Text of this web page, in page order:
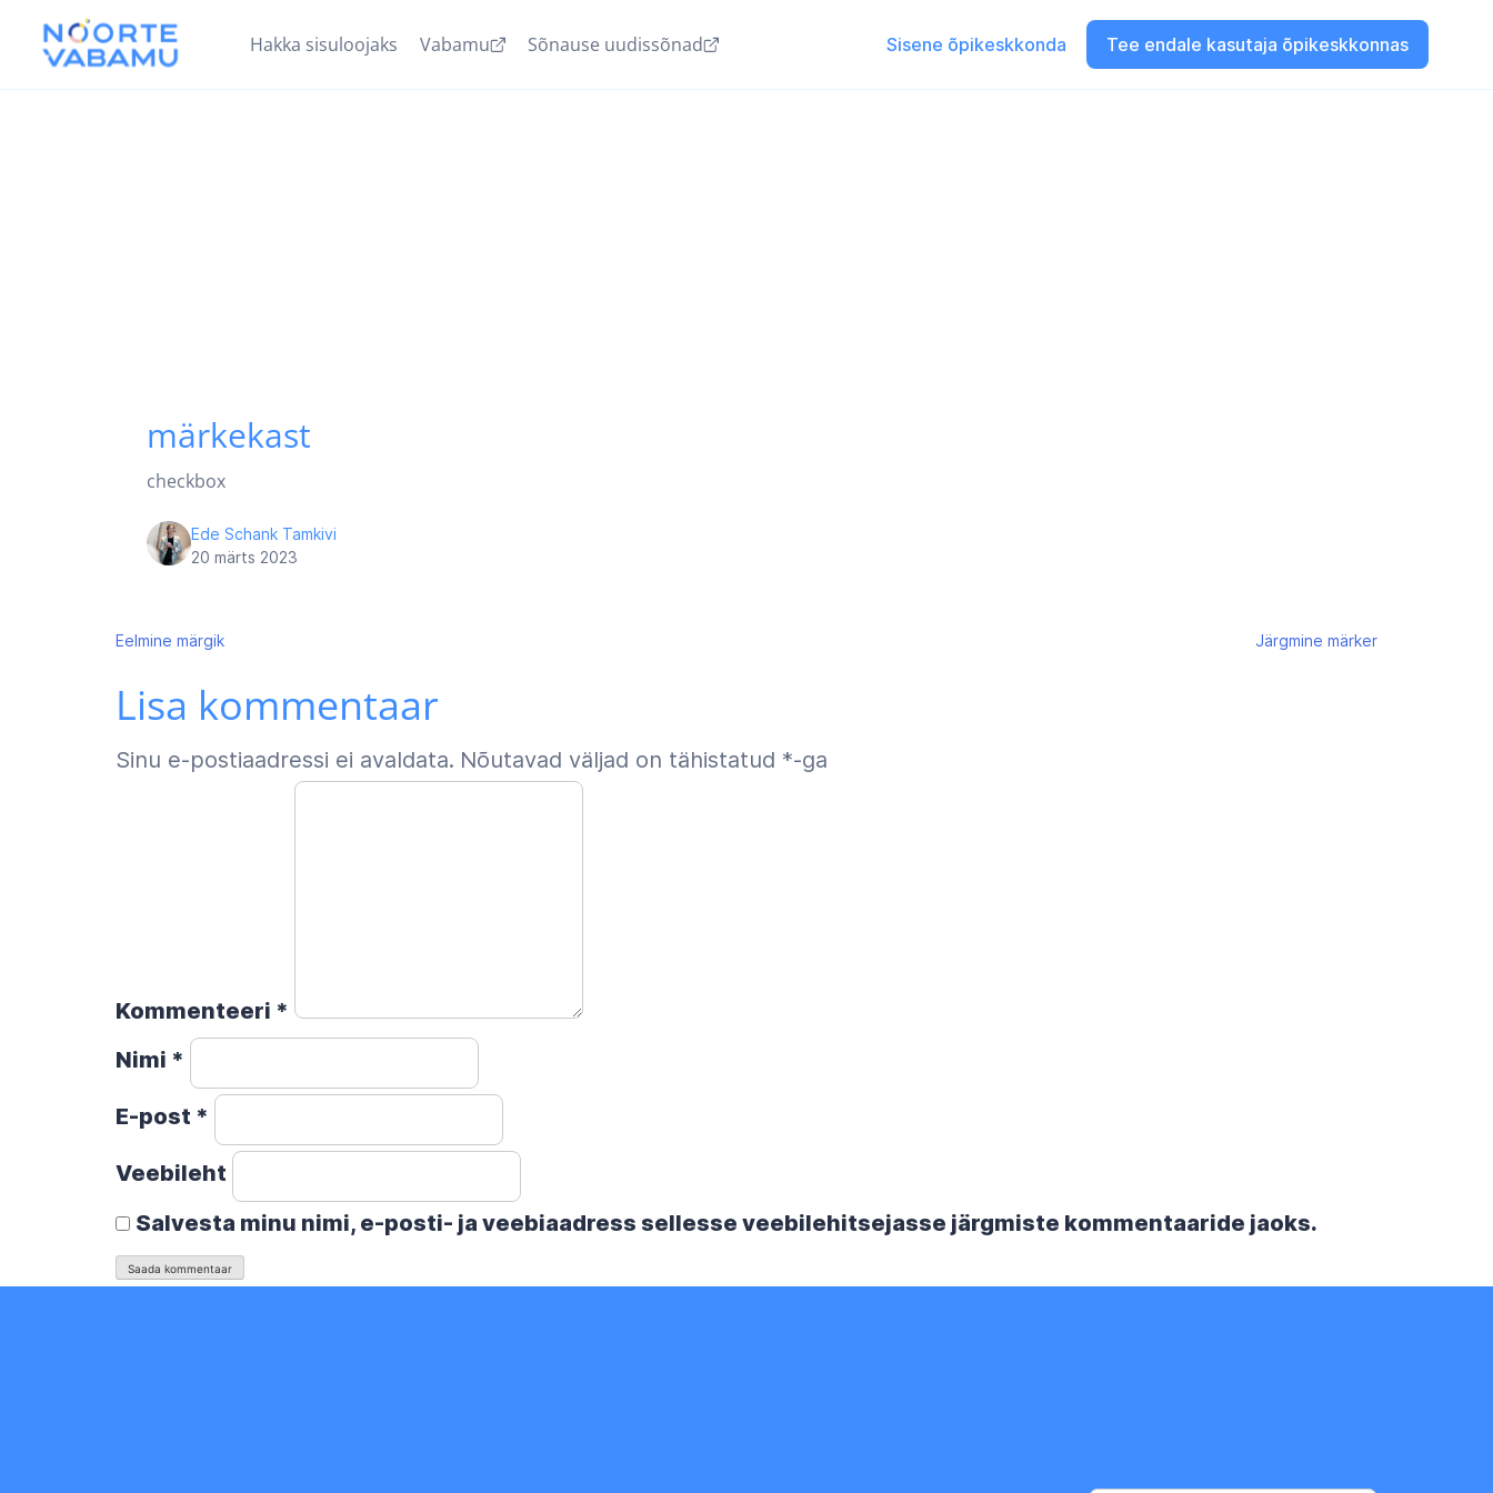
Hakka sisuloojaks Vabamu Sõnause uudissõnad Sisene õpikeskkonda Tee endale kasutaja õpikeskkonnas
märkekast
checkbox
Ede Schank Tamkivi
20 märts 2023
Navigeerimine
Eelmine märgik Järgmine märker
Lisa kommentaar
Sinu e-postiaadressi ei avaldata. Nõutavad väljad on tähistatud *-ga
Kommenteeri *
Nimi *
E-post *
Veebileht
Salvesta minu nimi, e-posti- ja veebiaadress sellesse veebilehitsejasse järgmiste kommentaaride jaoks.